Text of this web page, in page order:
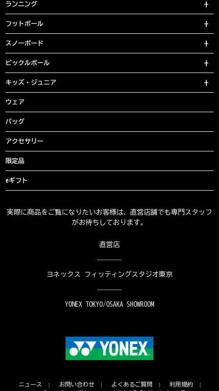
ランニング
フットボール
スノーボード
ピックルボール
キッズ・ジュニア
ウェア
バッグ
アクセサリー
限定品
eギフト
実際に商品をご覧になりたいお客様は、直営店舗でも専門スタッフ
がお待ちしております。
直営店
ヨネックス フィッティングスタジオ東京
YONEX TOKYO/OSAKA SHOWROOM
ニュース お問い合わせ よくあるご質問
利用規約